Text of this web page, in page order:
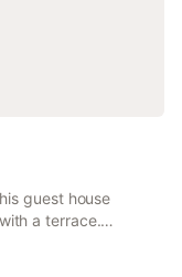
guest house
a terrace.
guests with a